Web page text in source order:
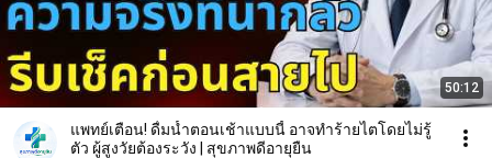
50:12
แพทย์เตือน! ดื่มน้ำตอนเช้าแบบนี้ อาจทำร้ายไตโดยไม่รู้
ตัว ผู้สูงวัยต้องระวัง | สุขภาพดีอายุยืน